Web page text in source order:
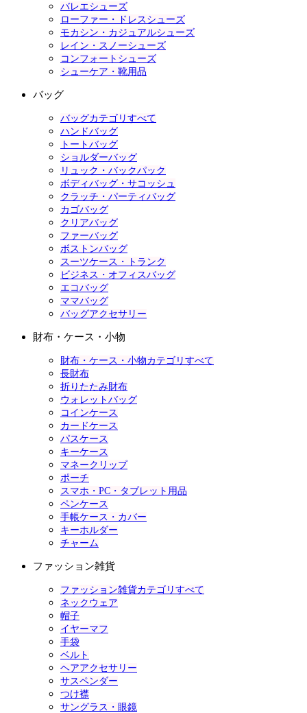
バレエシューズ
ローファー・ドレスシューズ
モカシン・カジュアルシューズ
レイン・スノーシューズ
コンフォートシューズ
シューケア・靴用品
バッグ
バッグカテゴリすべて
ハンドバッグ
トートバッグ
ショルダーバッグ
リュック・バックパック
ボディバッグ・サコッシュ
クラッチ・パーティバッグ
カゴバッグ
クリアバッグ
ファーバッグ
ボストンバッグ
スーツケース・トランク
ビジネス・オフィスバッグ
エコバッグ
ママバッグ
バッグアクセサリー
財布・ケース・小物
財布・ケース・小物カテゴリすべて
長財布
折りたたみ財布
ウォレットバッグ
コインケース
カードケース
パスケース
キーケース
マネークリップ
ポーチ
スマホ・PC・タブレット用品
ペンケース
手帳ケース・カバー
キーホルダー
チャーム
ファッション雑貨
ファッション雑貨カテゴリすべて
ネックウェア
帽子
イヤーマフ
手袋
ベルト
ヘアアクセサリー
サスペンダー
つけ襟
サングラス・眼鏡